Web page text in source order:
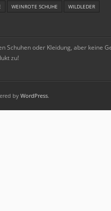
WEINROTE SCHUHE WILDLEDER
Schuhen oder Kleidung, aber keine
zu!
by WordPress.